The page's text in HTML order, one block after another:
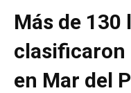
Más de 130
clasificaron
en Mar del